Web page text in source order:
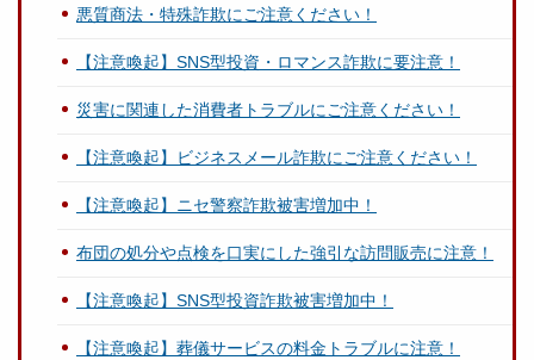
悪質商法・特殊詐欺にご注意ください！
【注意喚起】SNS型投資・ロマンス詐欺に要注意！
災害に関連した消費者トラブルにご注意ください！
【注意喚起】ビジネスメール詐欺にご注意ください！
【注意喚起】ニセ警察詐欺被害増加中！
布団の処分や点検を口実にした強引な訪問販売に注意！
【注意喚起】SNS型投資詐欺被害増加中！
【注意喚起】葬儀サービスの料金トラブルに注意！